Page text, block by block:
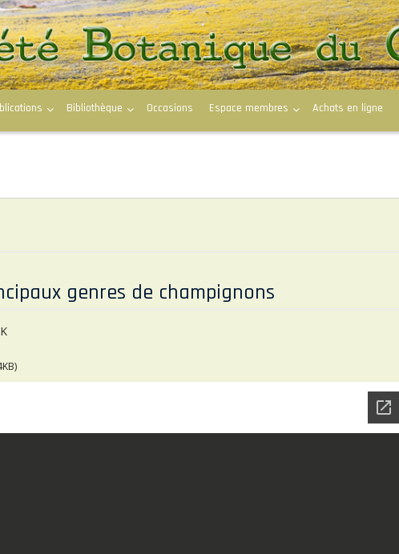
Bibliothèque Occasions Espace membres Achats en ligne
genres de champignons